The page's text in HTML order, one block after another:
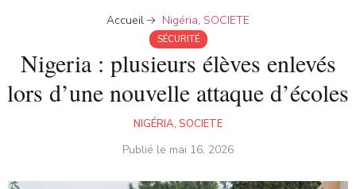
Accueil Nigéria, SOCIETE
SÉCURITÉ
Nigeria : plusieurs élèves enlevés
lors d’une nouvelle attaque d’écoles
NIGÉRIA, SOCIETE
Publié le mai 16, 2026